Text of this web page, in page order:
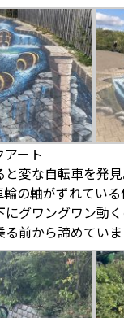
アート
変な自転車を発見
の軸がずれてい
グワングワン動
前から諦めていま